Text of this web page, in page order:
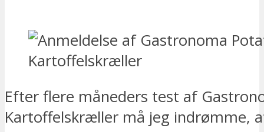
Efter flere måneders test af
Kartoffelskræller må jeg indrømme,